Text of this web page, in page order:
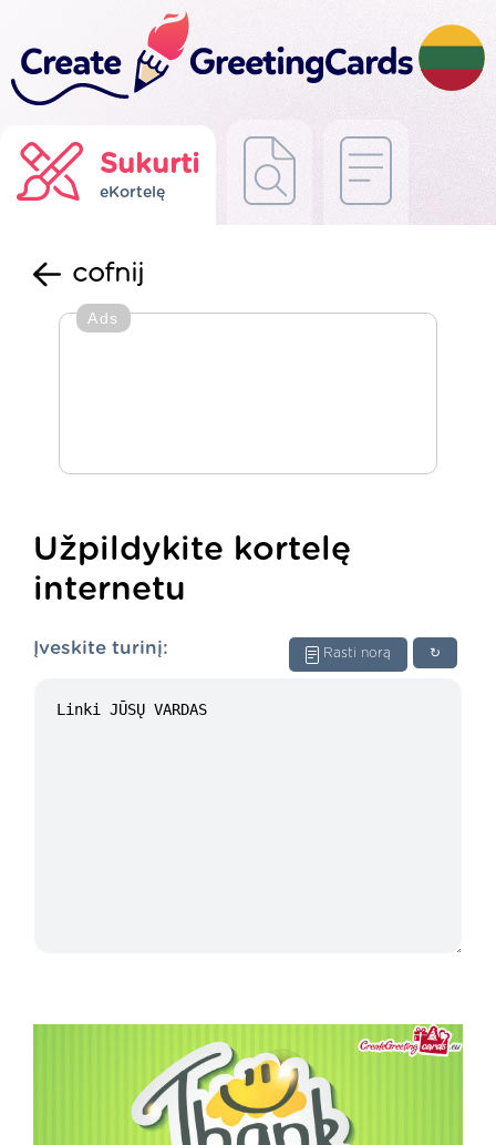
Sukurti
eKortelę
cofnij
Ads
Užpildykite kortelę
internetu
↻
Rasti norą
Įveskite turinį: